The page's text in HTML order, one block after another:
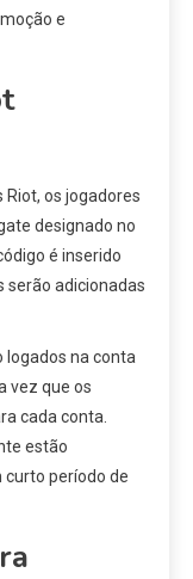
e
Riot, os jogadores
designado no
é inserido
serão adicionadas
logados na conta
vez que os
cada conta.
estão
período de